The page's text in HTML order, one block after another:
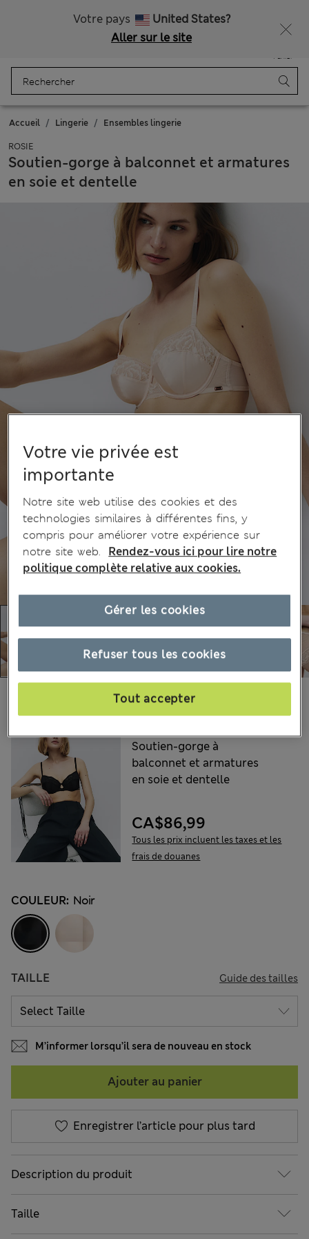
Votre pays
United States?
Aller sur le site
Panier
Accueil Lingerie Ensembles lingerie
ROSIE
Soutien-gorge à balconnet et armatures
en soie et dentelle
Choisissez vos articles :
Soutien-gorge à
balconnet et armatures
en soie et dentelle
CA$86,99
Tous les prix incluent les taxes et les
frais de douanes
COULEUR: Noir
TAILLE Guide des tailles
M’informer lorsqu’il sera de nouveau en stock
Ajouter au panier
Enregistrer l’article pour plus tard
Description du produit
Taille
Votre vie privée est
importante
Notre site web utilise des cookies et des
technologies similaires à différentes fins, y
compris pour améliorer votre expérience sur
notre site web.
Rendez-vous ici pour lire notre
politique complète relative aux cookies.
Refuser tous les cookies
Tout accepter
Gérer les cookies